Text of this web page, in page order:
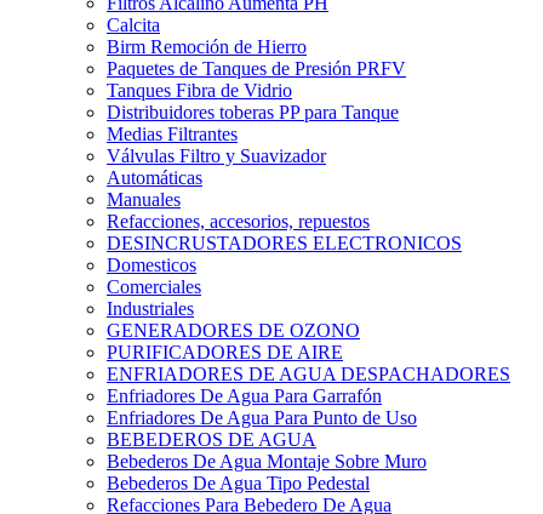
Calcita
Birm Remoción de Hierro
Paquetes de Tanques de Presión PRFV
Tanques Fibra de Vidrio
Distribuidores toberas PP para Tanque
Medias Filtrantes
Válvulas Filtro y Suavizador
Automáticas
Manuales
Refacciones, accesorios, repuestos
DESINCRUSTADORES ELECTRONICOS
Domesticos
Comerciales
Industriales
GENERADORES DE OZONO
PURIFICADORES DE AIRE
ENFRIADORES DE AGUA DESPACHADORES
Enfriadores De Agua Para Garrafón
Enfriadores De Agua Para Punto de Uso
BEBEDEROS DE AGUA
Bebederos De Agua Montaje Sobre Muro
Bebederos De Agua Tipo Pedestal
Refacciones Para Bebedero De Agua